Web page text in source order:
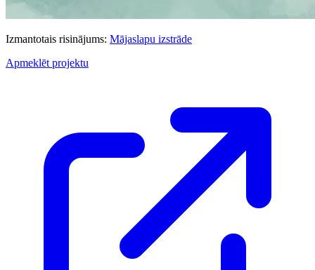
Izmantotais risinājums: Mājaslapu izstrāde
Apmeklēt projektu